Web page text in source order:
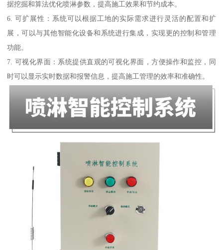
据挖掘和算法优化喷淋参数，提高施工效果和节约成本。
6. 可扩展性：系统可以根据工地的实际需求进行灵活的配置和扩
展，可以与其他智能化设备和系统进行集成，实现更的控制和管理
功能。
7. 可视化界面：系统提供直观的可视化界面，方便操作和监控，同
时可以显示实时数据和报警信息，提高施工管理的效率和准确性。